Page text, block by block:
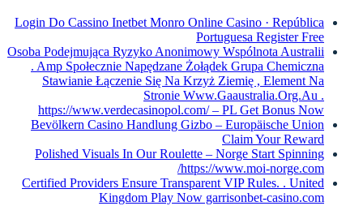
Login Do Cassino Inetbet Monro Online Casino ·
Portuguesa Register
Osoba Podejmująca Ryzyko Anonimowy Wspólnota
. Amp Społecznie Napędzane Żołądek Grupa
Stawianie Łączenie Się Na Krzyż Ziemię , Element
Stronie
https://www.verdecasinopol.com/ – PL Get Bonus
Bevölkern Casino Handlung Gizbo – Europäische
Claim Your
Polished Visuals In Our Roulette – Norge Start
https://www.moi-
Certified Providers Ensure Transparent VIP Rules. .
Kingdom Play Now garrisonbet-